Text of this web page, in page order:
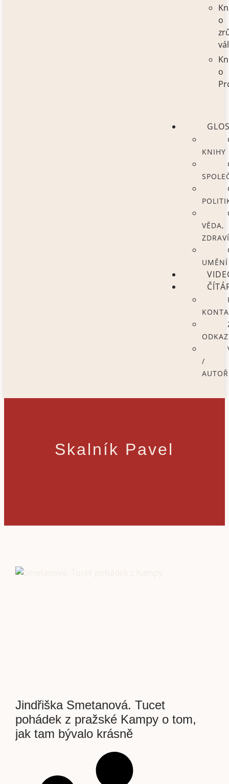
o
o
KNIHY
VĚDA,
UMĚNÍ
/
Skalník Pavel
Jindřiška Smetanová. Tucet
pohádek z pražské Kampy o tom,
jak tam bývalo krásně